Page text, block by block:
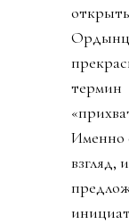
термин
Именно
взгляд,